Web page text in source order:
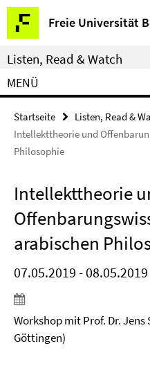
Springe
direkt
zu
Inhalt
Freie Universität
Service-
Navigation
Listen, Read & Watch
MENÜ
Startseite Listen, Read &
Intellekttheorie und
Philosophie
Intellekttheorie
arabischen
07.05.2019 - 08.05.2019
Workshop mit Prof. Dr.
Göttingen)